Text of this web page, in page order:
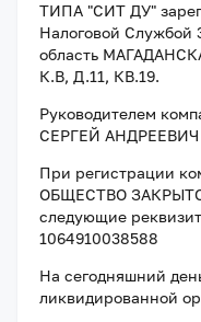
ТИПА "СИТ ДУ"
Налоговой Службой
область
К.В, Д.11, КВ.19.
Руководителем
СЕРГЕЙ АНДРЕЕВИЧ
При регистрации
ОБЩЕСТВО
следующие
1064910038588
На сегодняшний
ликвидированной